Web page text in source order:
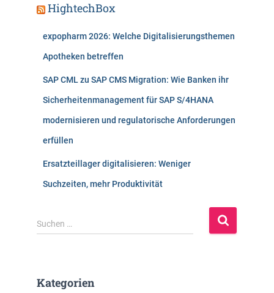
HightechBox
expopharm 2026: Welche Digitalisierungsthemen
Apotheken betreffen
SAP CML zu SAP CMS Migration: Wie Banken ihr
Sicherheitenmanagement für SAP S/4HANA
modernisieren und regulatorische Anforderungen
erfüllen
Ersatzteillager digitalisieren: Weniger
Suchzeiten, mehr Produktivität
S
u
n
Suchen …
Kategorien